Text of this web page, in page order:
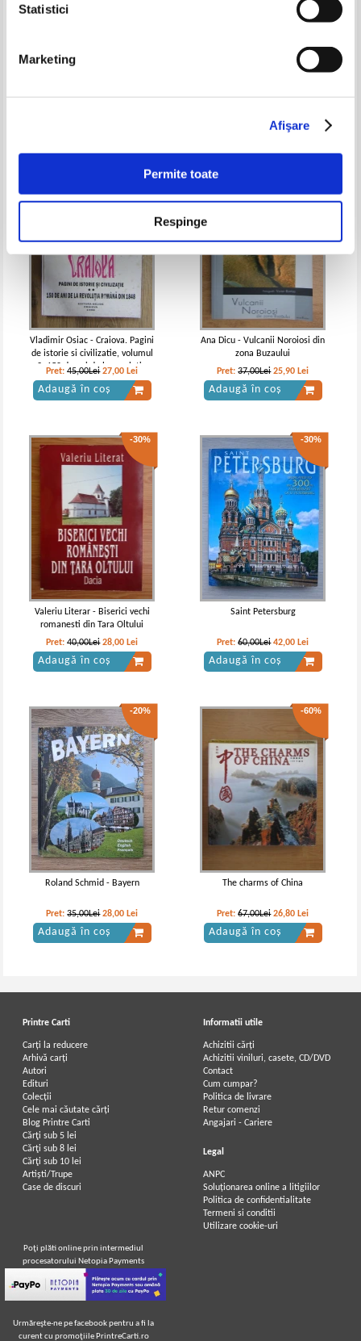
Statistici
Marketing
Afişare
Permite toate
Respinge
Marcelijus Martinaitis - Lietuva
Pret:40,00Lei 28,00 Lei
Constantin Enache - Municipiul
Pret:33,00Lei 26,40 Lei
Adaugă în coș
-40%
Vladimir Osiac - Craiova. Pagini
de istorie si civilizatie, volumul
2. 150 de ani de la revolutia
romana din 1848
Pret:45,00Lei 27,00 Lei
Adaugă în coș
Ana Dicu - Vulcanii Noroiosi din
zona Buzaului
Pret:37,00Lei 25,90 Lei
Adaugă în coș
-30%
Valeriu Literar - Biserici vechi
romanesti din Tara Oltului
Pret:40,00Lei 28,00 Lei
Adaugă în coș
-30%
Saint Petersburg
Pret:60,00Lei 42,00 Lei
Adaugă în coș
-20%
Roland Schmid - Bayern
Pret:35,00Lei 28,00 Lei
Adaugă în coș
-60%
The charms of China
Pret:67,00Lei 26,80 Lei
Adaugă în coș
Printre Carti
Carți la reducere
Arhivă carți
Autori
Edituri
Colecții
Cele mai căutate cărți
Blog Printre Carti
Cărţi sub 5 lei
Cărţi sub 8 lei
Cărţi sub 10 lei
Artiști/Trupe
Case de discuri
Informatii utile
Achizitii cărți
Achizitii viniluri, casete, CD/DVD
Contact
Cum cumpar?
Politica de livrare
Retur comenzi
Angajari - Cariere
Legal
ANPC
Soluționarea online a litigiilor
Politica de confidentialitate
Termeni si conditii
Utilizare cookie-uri
Poţi plăti online prin intermediul
procesatorului Netopia Payments
Urmăreşte-ne pe facebook pentru a fi la
curent cu promoţiile PrintreCarti.ro